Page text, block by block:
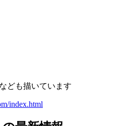
ども描いています
index.html